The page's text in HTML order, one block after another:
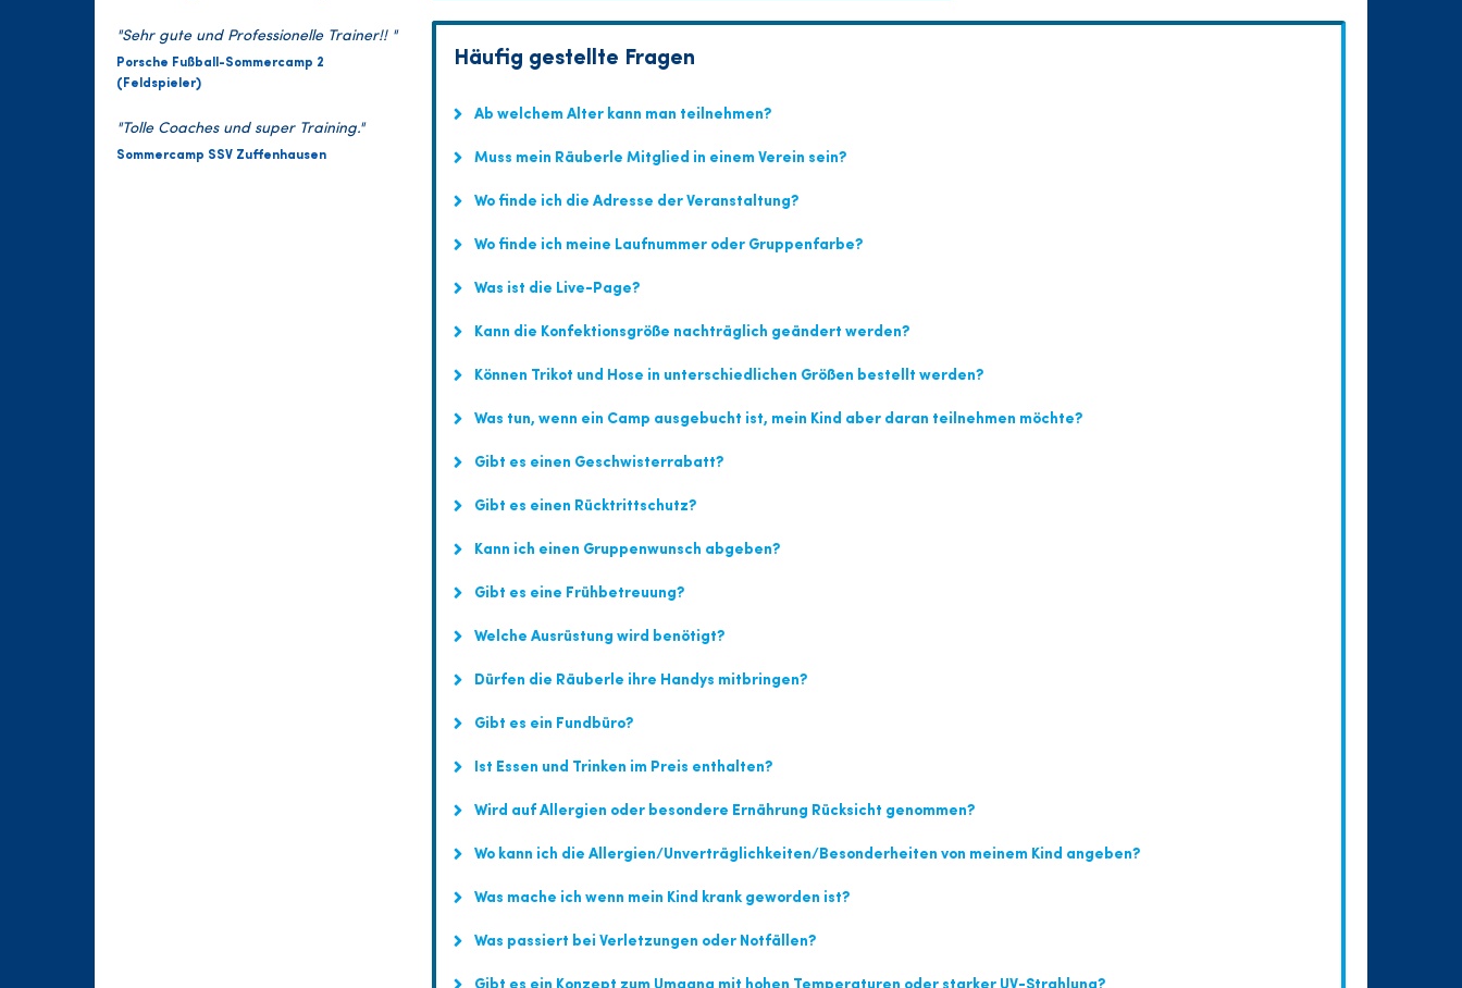
"Sehr gute und Professionelle Trainer!! "
Porsche Fußball-Sommercamp 2
(Feldspieler)
"Tolle Coaches und super Training."
Sommercamp SSV Zuffenhausen
Häufig gestellte Fragen
Ab welchem Alter kann man teilnehmen?
Muss mein Räuberle Mitglied in einem Verein sein?
Wo finde ich die Adresse der Veranstaltung?
Wo finde ich meine Laufnummer oder Gruppenfarbe?
Was ist die Live-Page?
Kann die Konfektionsgröße nachträglich geändert werden?
Können Trikot und Hose in unterschiedlichen Größen bestellt werden?
Was tun, wenn ein Camp ausgebucht ist, mein Kind aber daran teilnehmen möchte?
Gibt es einen Geschwisterrabatt?
Gibt es einen Rücktrittschutz?
Kann ich einen Gruppenwunsch abgeben?
Gibt es eine Frühbetreuung?
Welche Ausrüstung wird benötigt?
Dürfen die Räuberle ihre Handys mitbringen?
Gibt es ein Fundbüro?
Ist Essen und Trinken im Preis enthalten?
Wird auf Allergien oder besondere Ernährung Rücksicht genommen?
Wo kann ich die Allergien/Unverträglichkeiten/Besonderheiten von meinem Kind angeben?
Was mache ich wenn mein Kind krank geworden ist?
Was passiert bei Verletzungen oder Notfällen?
Gibt es ein Konzept zum Umgang mit hohen Temperaturen oder starker UV-Strahlung?